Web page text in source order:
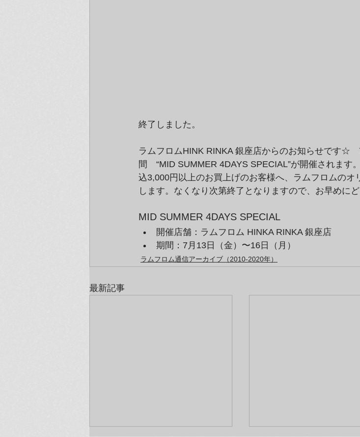
終了しました。
ラムフロムHINK RINKA 銀座店からのお知らせです☆
間　“MID SUMMER 4DAYS SPECIAL”が開催されます
込3,000円以上のお買上げのお客様へ、ラムフロムのオ
します。なくなり次第終了となりますので、お早めに
MID SUMMER 4DAYS SPECIAL
開催店舗：ラムフロム HINKA RINKA 銀座店
期間：7月13日（金）〜16日（月）
ラムフロム通信アーカイブ（2010-2020年）
最新記事